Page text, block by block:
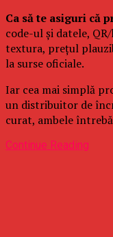
Ca să te asiguri că
code-ul și datele,
textura, prețul
la surse oficiale.
Iar cea mai simplă
un distribuitor de
curat, ambele
Continue Reading